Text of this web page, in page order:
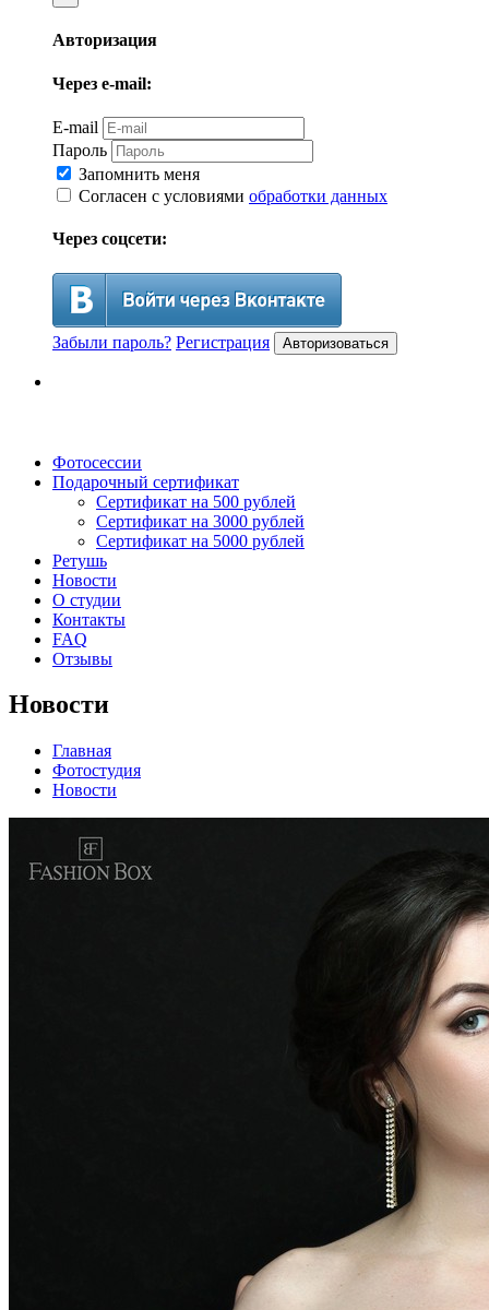
Авторизация
Через e-mail:
E-mail
Пароль
Запомнить меня
Согласен с условиями обработки данных
Через соцсети:
Забыли пароль? Регистрация Авторизоваться
Фотосессии
Подарочный сертификат
Сертификат на 500 рублей
Сертификат на 3000 рублей
Сертификат на 5000 рублей
Ретушь
Новости
О студии
Контакты
FAQ
Отзывы
Новости
Главная
Фотостудия
Новости